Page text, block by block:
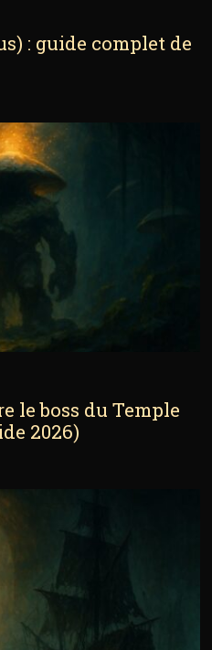
: guide complet de
le boss du Temple
2026)